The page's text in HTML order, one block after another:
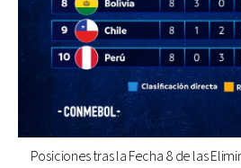
Posiciones tras la Fecha 8 de las